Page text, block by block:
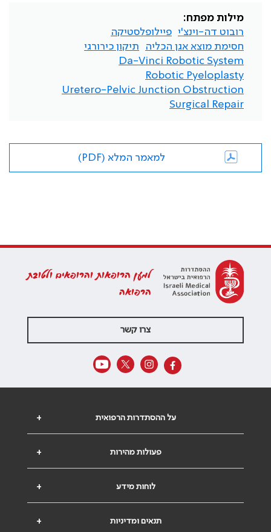
מילות מפתח:
רובוט דה-וינצ'י פיילופלסטיקה
חסימת מוצא אגן הכליה
תיקון כירורגי
Da-Vinci Robotic System
Robotic Pyeloplasty
Uretero-Pelvic Junction Obstruction
Surgical Repair
למאמר המלא (PDF)
למען הרופאות והרופאים ולטובת
הרפואה
צרו קשר
+ על ההסתדרות הרפואית
+ פעולות מהירות
+ לוחות מידע
+ תנאים ומדיניות